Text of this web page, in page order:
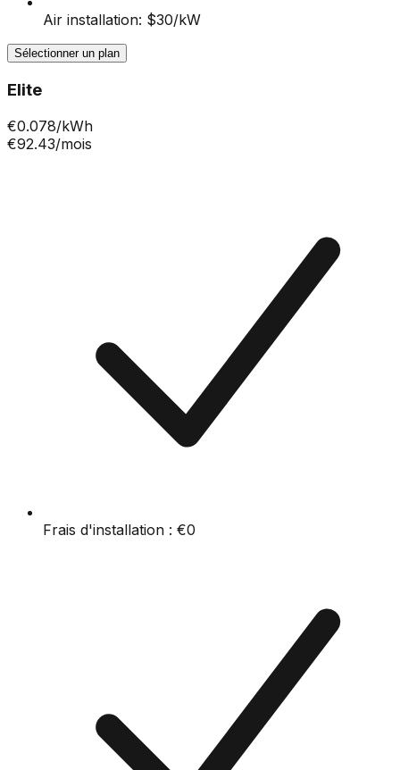
Air installation: $30/kW
Sélectionner un plan
Elite
€0.078/kWh
€92.43/mois
Frais d'installation : €0